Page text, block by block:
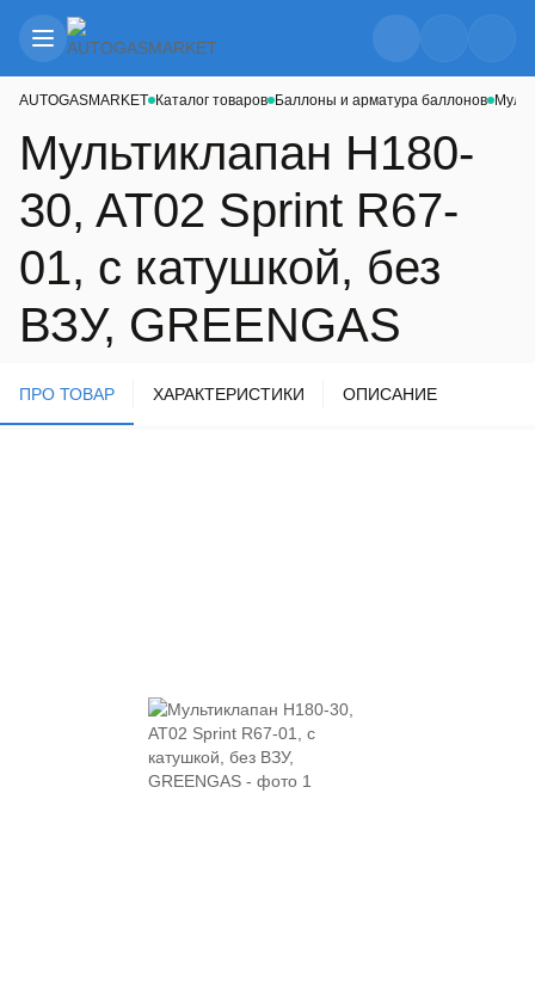
AUTOGASMARKET Каталог товаров Баллоны и арматура баллонов
Мультиклапан H180-
30, AT02 Sprint R67-
01, с катушкой, без
ВЗУ, GREENGAS
ПРО ТОВАР ХАРАКТЕРИСТИКИ ОПИСАНИЕ